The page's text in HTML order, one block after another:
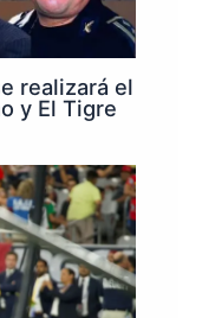
realizará el
y El Tigre